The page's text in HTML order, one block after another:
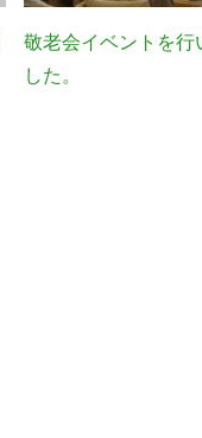
敬老会イベントを行
した。